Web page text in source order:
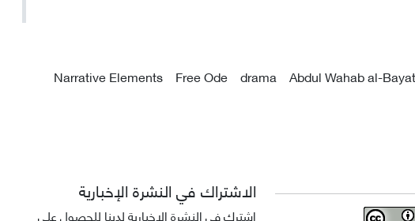
Narrative Elements Free Ode drama Abdul Wahab al-
الاشتراك في النشرة الإخبارية
اشترك في النشرة الإخبارية لدينا للحصول على